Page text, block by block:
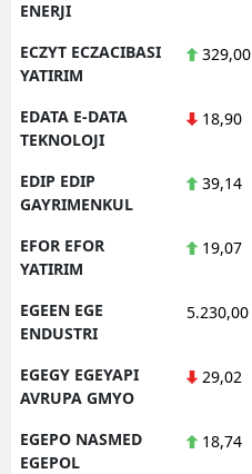
ENERJI
ECZYT ECZACIBASI
YATIRIM
329,00
EDATA E-DATA
TEKNOLOJI
18,90
EDIP EDIP
GAYRIMENKUL
39,14
EFOR EFOR
YATIRIM
19,07
EGEEN EGE
ENDUSTRI
5.230,00
EGEGY EGEYAPI
AVRUPA GMYO
29,02
EGEPO NASMED
EGEPOL
18,74